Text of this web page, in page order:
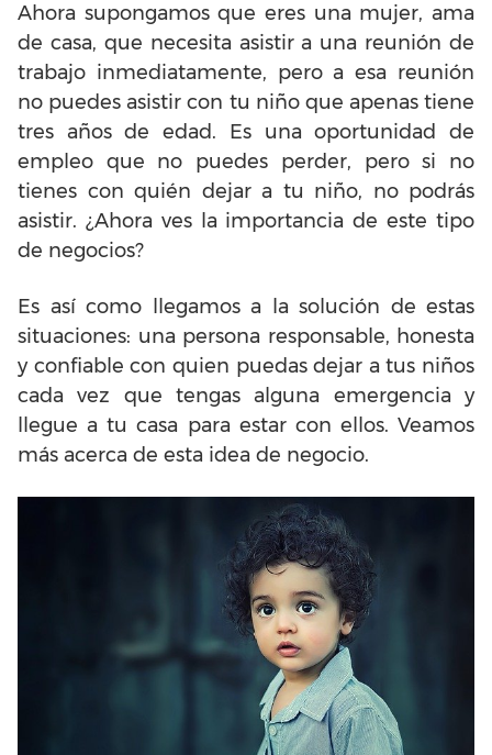
Ahora supongamos que eres una mujer, ama
de casa, que necesita asistir a una reunión de
trabajo inmediatamente, pero a esa reunión
no puedes asistir con tu niño que apenas tiene
tres años de edad. Es una oportunidad de
empleo que no puedes perder, pero si no
tienes con quién dejar a tu niño, no podrás
asistir. ¿Ahora ves la importancia de este tipo
de negocios?
Es así como llegamos a la solución de estas
situaciones: una persona responsable, honesta
y confiable con quien puedas dejar a tus niños
cada vez que tengas alguna emergencia y
llegue a tu casa para estar con ellos. Veamos
más acerca de esta idea de negocio.